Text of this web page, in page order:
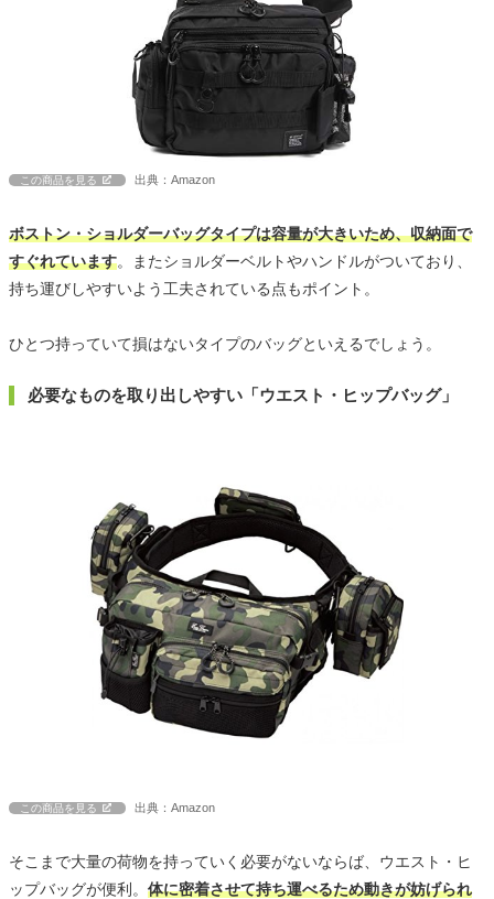
この商品を見る 出典：Amazon
ボストン・ショルダーバッグタイプは容量が大きいため、収納面で
すぐれています。またショルダーベルトやハンドルがついており、
持ち運びしやすいよう工夫されている点もポイント。
ひとつ持っていて損はないタイプのバッグといえるでしょう。
必要なものを取り出しやすい「ウエスト・ヒップバッグ」
この商品を見る 出典：Amazon
そこまで大量の荷物を持っていく必要がないならば、ウエスト・ヒ
ップバッグが便利。 体に密着させて持ち運べるため動きが妨げられ